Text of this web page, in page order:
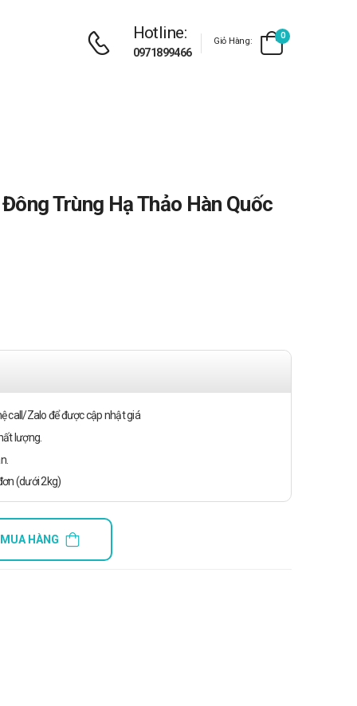
Hotline:
0971899466
Giỏ Hàng:
0
Trùng Hạ Thảo Hàn Quốc
call/Zalo để được cập nhật giá
lượng.
(dưới 2kg)
HÀNG